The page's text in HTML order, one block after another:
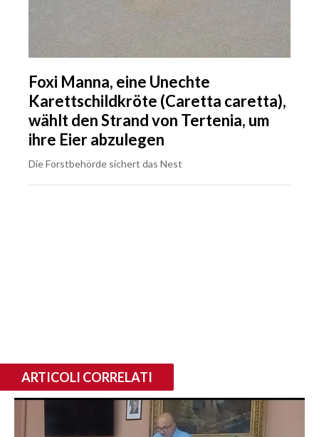
Foxi Manna, eine Unechte
Karettschildkröte (Caretta caretta),
wählt den Strand von Tertenia, um
ihre Eier abzulegen
Die Forstbehörde sichert das Nest
ARTICOLI CORRELATI